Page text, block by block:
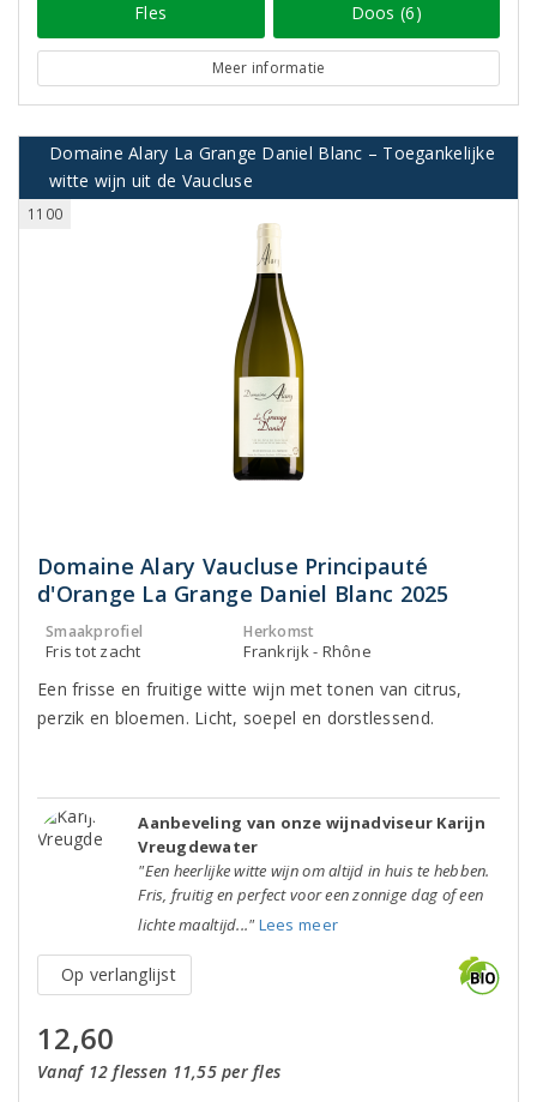
Fles Doos (6)
Meer informatie
Domaine Alary La Grange Daniel Blanc – Toegankelijke
witte wijn uit de Vaucluse
1100
Domaine Alary Vaucluse Principauté
d'Orange La Grange Daniel Blanc 2025
Smaakprofiel
Fris tot zacht
Herkomst
Frankrijk - Rhône
Een frisse en fruitige witte wijn met tonen van citrus,
perzik en bloemen. Licht, soepel en dorstlessend.
Aanbeveling van onze wijnadviseur Karijn
Vreugdewater
"Een heerlijke witte wijn om altijd in huis te hebben.
Fris, fruitig en perfect voor een zonnige dag of een
lichte maaltijd..." Lees meer
Op verlanglijst
12,60
Vanaf 12 flessen 11,55 per fles